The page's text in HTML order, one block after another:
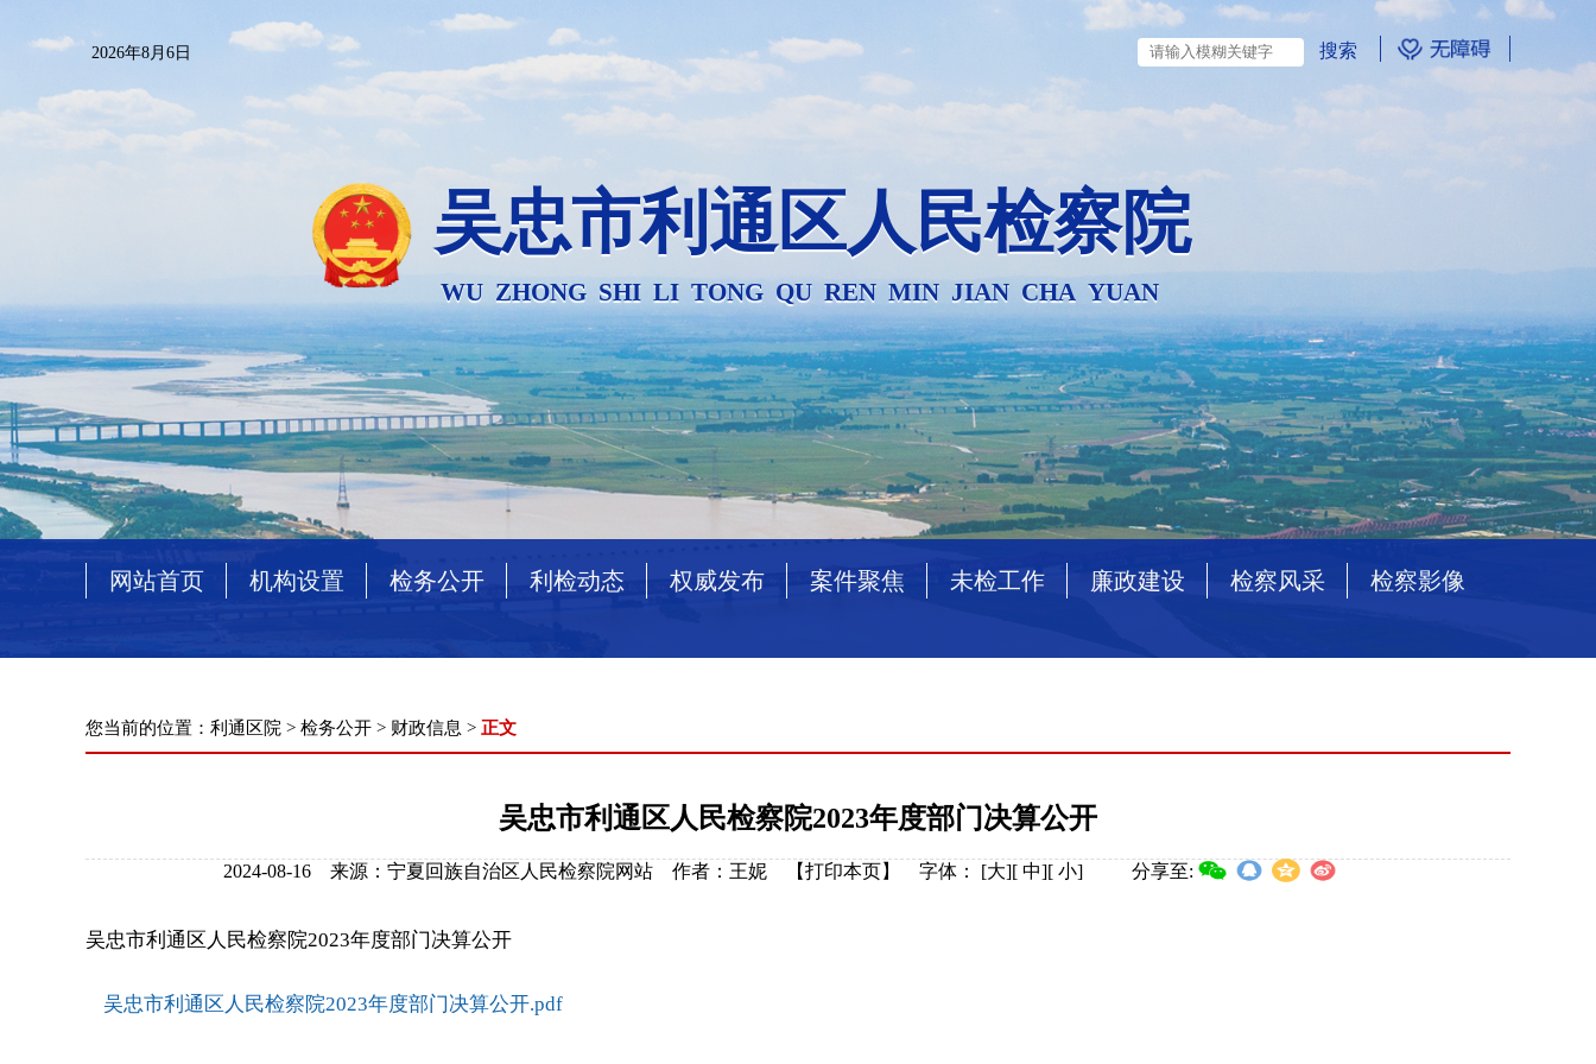
2026年8月6日
吴忠市利通区人民检察院
WU ZHONG SHI LI TONG QU REN MIN JIAN CHA YUAN
网站首页 机构设置 检务公开 利检动态 权威发布 案件聚焦 未检工作 廉政建设 检察风采 检察影像
您当前的位置： 利通区院 > 检务公开 > 财政信息 > 正文
吴忠市利通区人民检察院2023年度部门决算公开
2024-08-16 来源：宁夏回族自治区人民检察院网站 作者：王妮 【打印本页】 字体： [大][ 中][ 小] 分享至:
吴忠市利通区人民检察院2023年度部门决算公开
吴忠市利通区人民检察院2023年度部门决算公开.pdf